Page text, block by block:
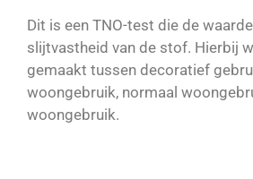
Dit is een TNO-test die de
slijtvastheid van de stof. Hierbij
gemaakt tussen decoratief
woongebruik, normaal
woongebruik.